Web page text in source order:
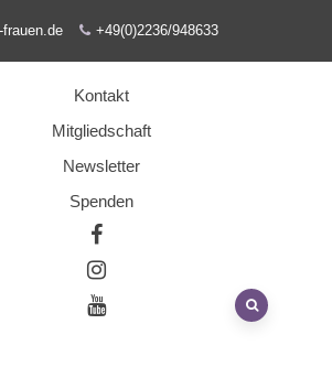
+49(0)2236/948633
Kontakt
Mitgliedschaft
Newsletter
Spenden